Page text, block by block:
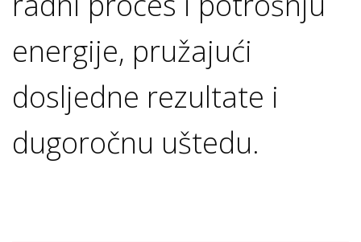
energije, pružajući
dosljedne rezultate i
dugoročnu uštedu.